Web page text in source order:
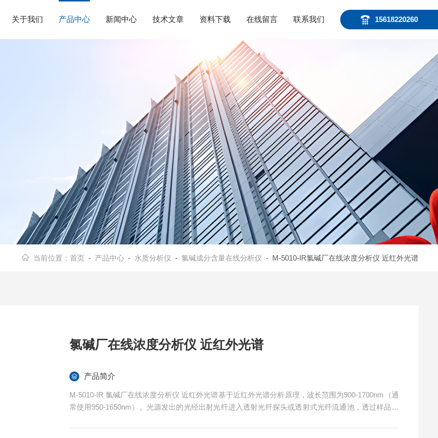
15618220260
关于我们 产品中心 新闻中心 技术文章 资料下载 在线留言 联系我们
当前位置： 首页 - 产品中心- 水质分析仪 - 氯碱成分含量在线分析仪 - M-5010-IR氯碱厂在线浓度分析仪 近红外光谱
氯碱厂在线浓度分析仪 近红外光谱
产品简介
M-5010-IR 氯碱厂在线浓度分析仪 近红外光谱基于近红外光谱分析原理，波长范围为900-1700nm（通
常使用950-1650nm）。光源发出的光经出射光纤进入透射光纤探头或透射式光纤流通池，透过样品后